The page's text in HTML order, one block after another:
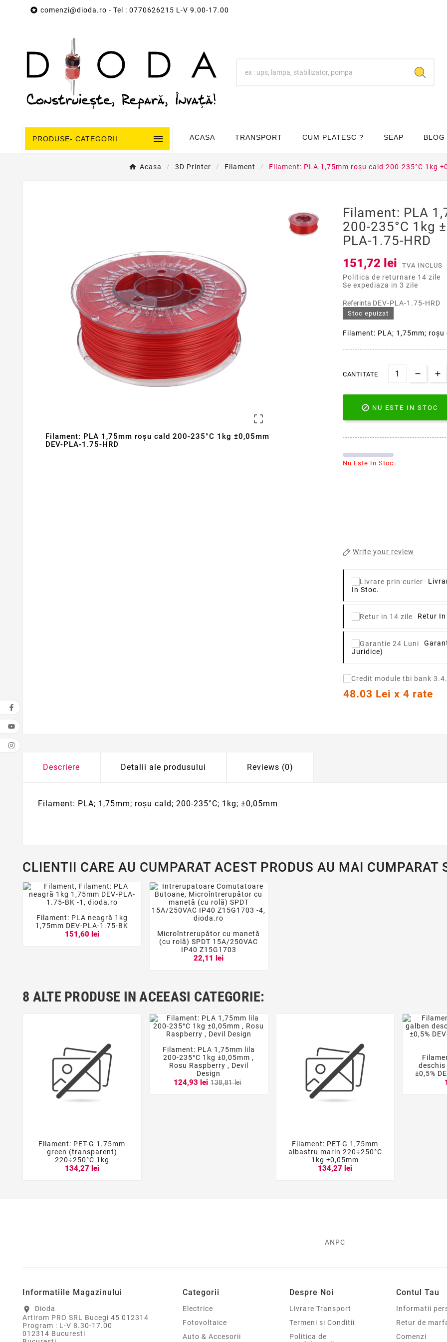
 comenzi@dioda.ro - Tel : 0770626215 L-V 9.00-17.00
PRODUSE- CATEGORII  ACASA TRANSPORT CUM PLATESC ? SEAP BLOG
Acasa 3D Printer Filament Filament: PLA 1,75mm roşu cald 200-235°C 1kg

Filament: PLA 1,75mm roşu cald 200-235°C 1kg ±0,05mm
DEV-PLA-1.75-HRD
Filament: PLA
200-235°C 1kg
PLA-1.75-HRD
151,72 lei TVA INCLUS
Politica de returnare 14 zile
Se expediaza in 3 zile
Referinta DEV-PLA-1.75-HRD
Stoc epuizat
Filament: PLA; 1,75mm;
CANTITATE
 NU ESTE IN STOC
Nu Este In Stoc
Write your review
In Stoc.
Retur
Juridice)
48.03 Lei x 4 rate
Descriere Detalii ale produsului Reviews (0)
Filament: PLA; 1,75mm; roşu cald; 200-235°C; 1kg; ±0,05mm
CLIENTII CARE AU CUMPARAT ACEST PRODUS AU MAI CUMPARAT
  
Filament: PLA neagră 1kg
1,75mm DEV-PLA-1.75-BK
151,60 lei
  
Microîntrerupător cu manetă
(cu rolă) SPDT 15A/250VAC
IP40 Z15G1703
22,11 lei
8 ALTE PRODUSE IN ACEEASI CATEGORIE:
  
Filament: PET-G 1.75mm
green (transparent)
220÷250°C 1kg
134,27 lei
  
Filament: PLA 1,75mm lila
200-235°C 1kg ±0,05mm ,
Rosu Raspberry , Devil
Design
124,93 lei 138,81 lei
  
Filament: PET-G 1,75mm
albastru marin 220÷250°C
1kg ±0,05mm
134,27 lei

±0,5%
ANPC
Informatiile Magazinului
location_on
Dioda
Artirom PRO SRL Bucegi 45 012314
Program : L-V 8.30-17.00
012314 Bucuresti
Categorii
Electrice
Fotovoltaice
Auto & Accesorii
Despre Noi
Livrare Transport
Termeni si Conditii
Politica de
Contul Tau
Informatii
Retur de
Comenzi